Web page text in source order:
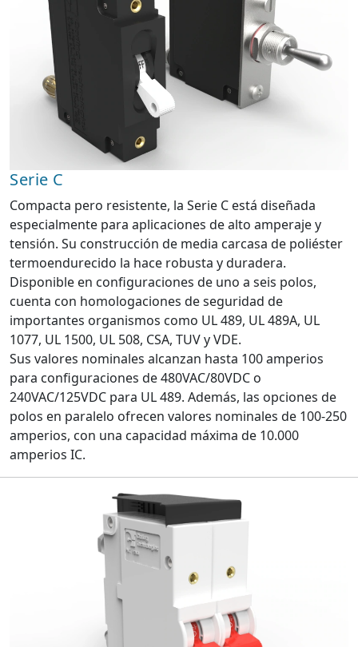
Serie C
Compacta pero resistente, la Serie C está diseñada
especialmente para aplicaciones de alto amperaje y
tensión. Su construcción de media carcasa de poliéster
termoendurecido la hace robusta y duradera.
Disponible en configuraciones de uno a seis polos,
cuenta con homologaciones de seguridad de
importantes organismos como UL 489, UL 489A, UL
1077, UL 1500, UL 508, CSA, TUV y VDE.
Sus valores nominales alcanzan hasta 100 amperios
para configuraciones de 480VAC/80VDC o
240VAC/125VDC para UL 489. Además, las opciones de
polos en paralelo ofrecen valores nominales de 100-250
amperios, con una capacidad máxima de 10.000
amperios IC.